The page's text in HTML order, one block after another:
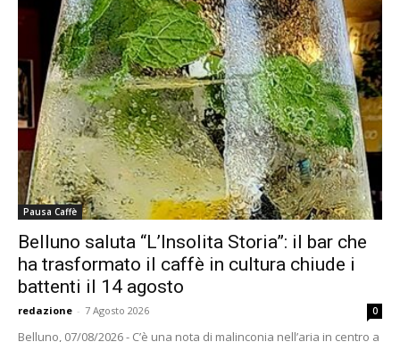
Pausa Caffè
Belluno saluta “L’Insolita Storia”: il bar che
ha trasformato il caffè in cultura chiude i
battenti il 14 agosto
redazione - 7 Agosto 2026 0
Belluno, 07/08/2026 - C’è una nota di malinconia nell’aria in centro a